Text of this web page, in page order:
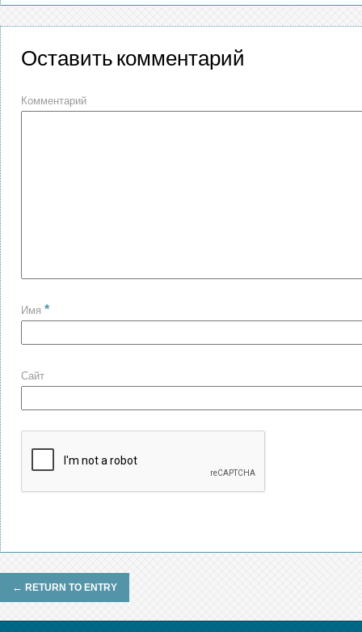
Оставить комментарий
Комментарий
Имя *
Сайт
← RETURN TO ENTRY